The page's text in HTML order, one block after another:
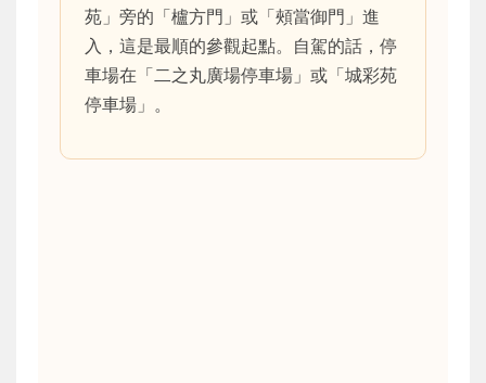
苑」旁的「櫨方門」或「頰當御門」進
入，這是最順的參觀起點。自駕的話，停
車場在「二之丸廣場停車場」或「城彩苑
停車場」。